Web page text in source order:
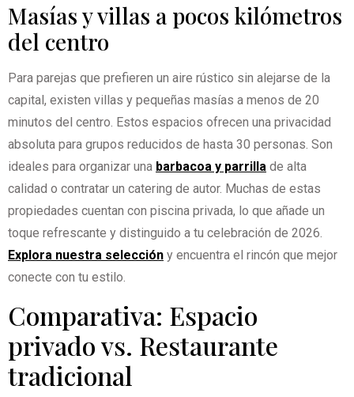
Masías y villas a pocos kilómetros
del centro
Para parejas que prefieren un aire rústico sin alejarse de la
capital, existen villas y pequeñas masías a menos de 20
minutos del centro. Estos espacios ofrecen una privacidad
absoluta para grupos reducidos de hasta 30 personas. Son
ideales para organizar una barbacoa y parrilla de alta
calidad o contratar un catering de autor. Muchas de estas
propiedades cuentan con piscina privada, lo que añade un
toque refrescante y distinguido a tu celebración de 2026.
Explora nuestra selección y encuentra el rincón que mejor
conecte con tu estilo.
Comparativa: Espacio
privado vs. Restaurante
tradicional